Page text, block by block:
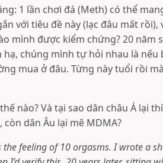
1 lần chơi đá (Meth) có thể
với tiêu đề này (lạc đâu mất rồi),
mình được kiểm chứng? 20 năm
chúng mình tự hỏi nhau là nếu
mua ở đâu. Từng này tuổi rồi
nào? Và tại sao dân châu Á lại
dân Âu lại mê MDMA?
feeling of 10 orgasms. I wrote a